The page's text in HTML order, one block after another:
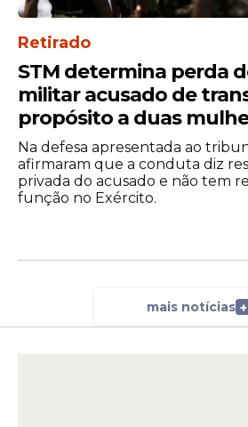
Retirado
STM determina perda
militar acusado de
propósito a duas
Na defesa apresentada ao
afirmaram que a conduta diz
privada do acusado e não tem
função no Exército.
mais notícias +